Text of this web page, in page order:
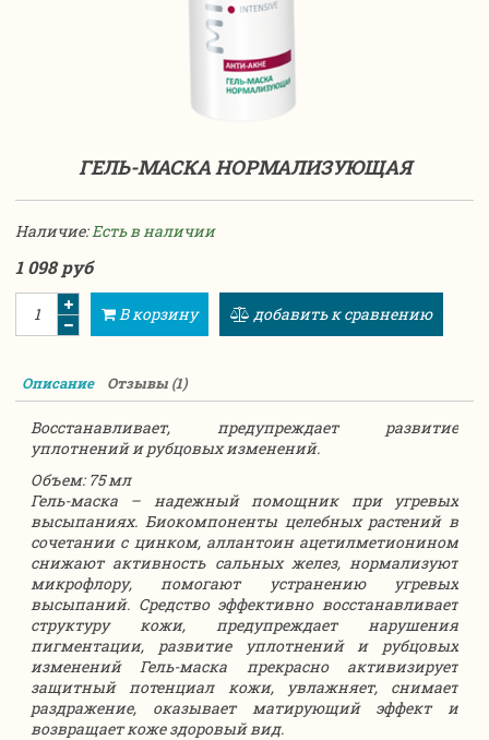
ГЕЛЬ-МАСКА НОРМАЛИЗУЮЩАЯ
Наличие: Есть в наличии
1 098 руб
В корзину добавить к сравнению
Описание Отзывы (1)
Восстанавливает, предупреждает развитие
уплотнений и рубцовых изменений.
Объем: 75 мл
Гель-маска – надежный помощник при угревых
высыпаниях. Биокомпоненты целебных растений в
сочетании с цинком, аллантоин ацетилметионином
снижают активность сальных желез, нормализуют
микрофлору, помогают устранению угревых
высыпаний. Средство эффективно восстанавливает
структуру кожи, предупреждает нарушения
пигментации, развитие уплотнений и рубцовых
изменений Гель-маска прекрасно активизирует
защитный потенциал кожи, увлажняет, снимает
раздражение, оказывает матирующий эффект и
возвращает коже здоровый вид.